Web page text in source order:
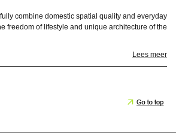
combine domestic spatial quality and everyday
freedom of lifestyle and unique architecture of the
Lees meer